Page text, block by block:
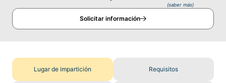
(saber más)
Solicitar información
Lugar de impartición Requisitos